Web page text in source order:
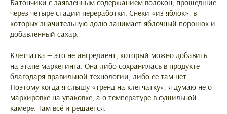
Батончики с заявленным содержанием волокон, прошедшие
через четыре стадии переработки. Снеки «из яблок», в
которых значительную долю занимает яблочный порошок и
добавленный сахар.
Клетчатка — это не ингредиент, который можно добавить
на этапе маркетинга. Она либо сохранилась в продукте
благодаря правильной технологии, либо её там нет.
Поэтому когда я слышу «тренд на клетчатку», я думаю не о
маркировке на упаковке, а о температуре в сушильной
камере. Там всё и решается.